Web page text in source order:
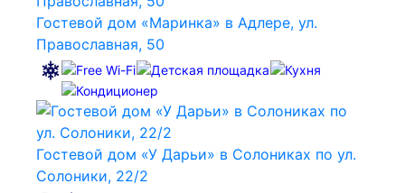
Гостевой дом «Маринка» в Адлере, ул.
Православная, 50
Гостевой дом «У Дарьи» в Солониках по ул.
Солоники, 22/2